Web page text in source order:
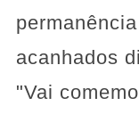
acanhados
"Vai